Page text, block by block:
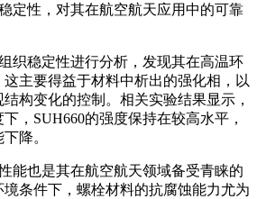
定性，对其在航空航天应用中的可靠
织稳定性进行分析，发现其在高温环
主要得益于材料中析出的强化相，以
构变化的控制。相关实验结果显示，
，SUH660的强度保持在较高水平，
降。
能也是其在航空航天领域备受青睐的
条件下，螺栓材料的抗腐蚀能力尤为